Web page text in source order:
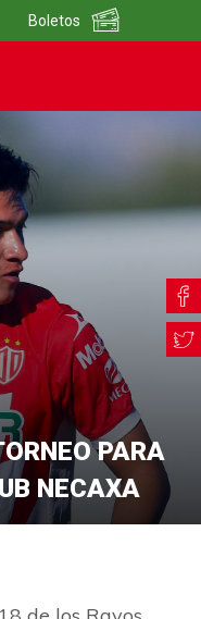
Boletos
PARA
NECAXA